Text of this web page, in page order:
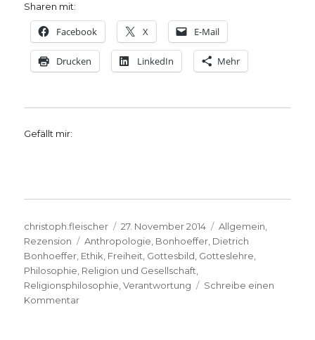
Sharen mit:
Facebook X E-Mail
Drucken LinkedIn Mehr
Gefällt mir:
Autor
christoph.fleischer
Veröffentlicht
am
27. November 2014 Kategorien
Allgemein
Rezension
Schlagwörter
Anthropologie Bonhoeffer Dietrich
Bonhoeffer Ethik Freiheit Gottesbild Gotteslehre
Philosophie Religion und Gesellschaft
Religionsphilosophie ,Verantwortung
Schreibe einen
Kommentarzu